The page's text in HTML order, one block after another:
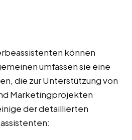
können
umfassen sie eine
die zur Unterstützung von
Marketingprojekten
der detaillierten